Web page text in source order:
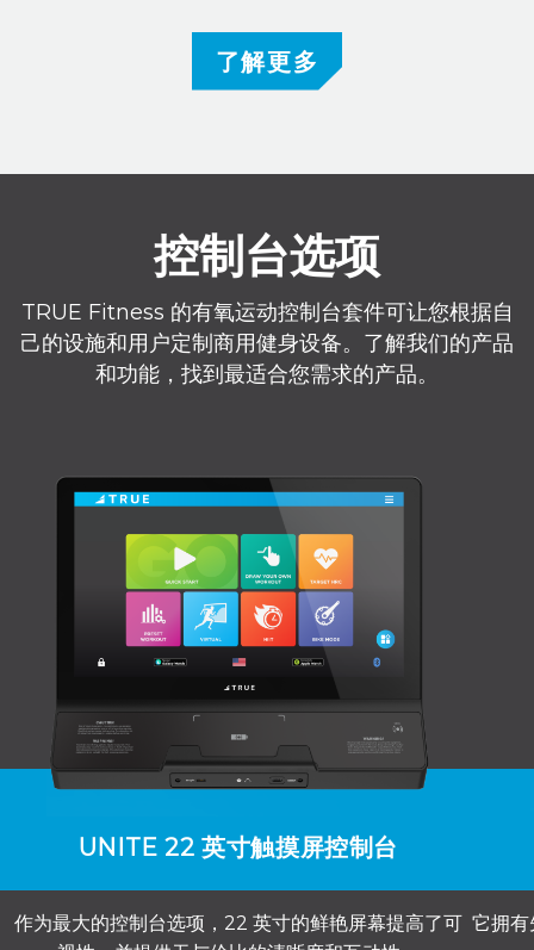
了解更多
控制台选项
TRUE Fitness 的有氧运动控制台套件可让您根据自
己的设施和用户定制商用健身设备。了解我们的产品
和功能，找到最适合您需求的产品。
UNITE 22 英寸触摸屏控制台
作为最大的控制台选项，22 英寸的鲜艳屏幕提高了可 它拥